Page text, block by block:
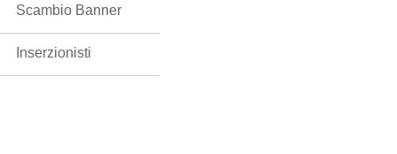
Scambio Banner
Inserzionisti